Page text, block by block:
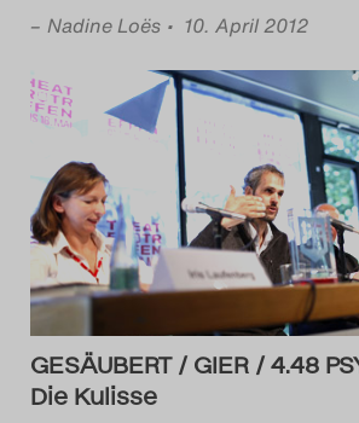
– Nadine Loës • 10. April 2012
GESÄUBERT / GIER / 4.48
Die Kulisse